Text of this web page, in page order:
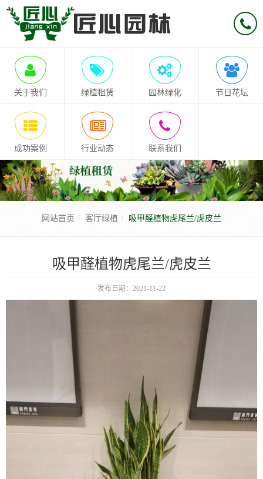
关于我们 绿植租赁 园林绿化 节日花坛
成功案例 行业动态 联系我们
网站首页 客厅绿植 吸甲醛植物虎尾兰/虎皮兰
吸甲醛植物虎尾兰/虎皮兰
发布日期：2021-11-22